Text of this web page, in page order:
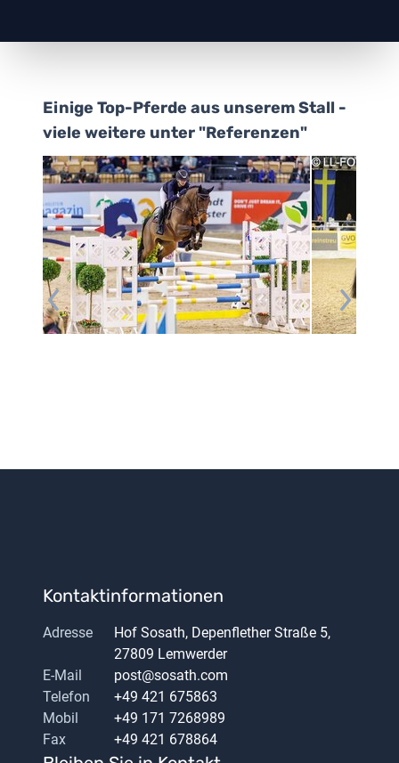
Einige Top-Pferde aus unserem Stall -
viele weitere unter "Referenzen"
Kontaktinformationen
Adresse
Hof Sosath, Depenflether Straße 5,
27809 Lemwerder
E-Mail
post@sosath.com
Telefon
+49 421 675863
Mobil
+49 171 7268989
Fax
+49 421 678864